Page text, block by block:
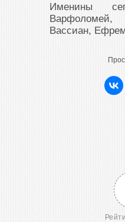
Именины
Варфоломей,
Вассиан,